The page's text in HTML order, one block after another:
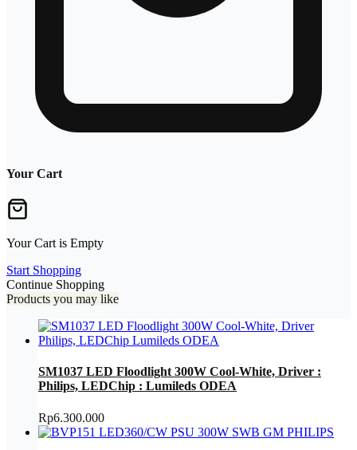
Your Cart
Your Cart is Empty
Start Shopping
Continue Shopping
Products you may like
SM1037 LED Floodlight 300W Cool-White, Driver :
Philips, LEDChip : Lumileds ODEA
Rp6.300.000